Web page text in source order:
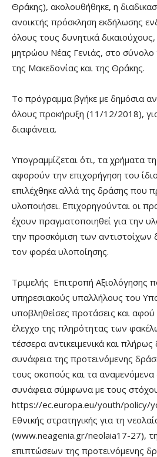
Θράκης), ακολουθήθηκε, η
ανοικτής πρόσκληση εκδήλωσης
όλους τους δυνητικά
μητρώου Νέας Γενιάς, στο σύνολο
της Μακεδονίας και της Θράκης.
Το πρόγραμμα βγήκε με δημόσια
όλους προκήρυξη (11/12/2018),
διαφάνεια.
Υπογραμμίζεται ότι, τα χρήματα
αφορούν την επιχορήγηση του
επιλέχθηκε αλλά της δράσης που
υλοποιήσει. Επιχορηγούνται οι
έχουν πραγματοποιηθεί για την
την προσκόμιση των αντιστοίχων
τον φορέα υλοποίησης.
Τριμελής Επιτροπή Αξιολόγησης
υπηρεσιακούς υπαλλήλους του
υποβληθείσες προτάσεις και
έλεγχο της πληρότητας των
τέσσερα αντικειμενικά και
συνάφεια της προτεινόμενης
τους σκοπούς και τα
συνάφεια σύμφωνα με τους
https://ec.europa.eu/youth/policy/
Εθνικής στρατηγικής για τη
(www.neagenia.gr/neolaia17-27),
επιπτώσεων της προτεινόμενης